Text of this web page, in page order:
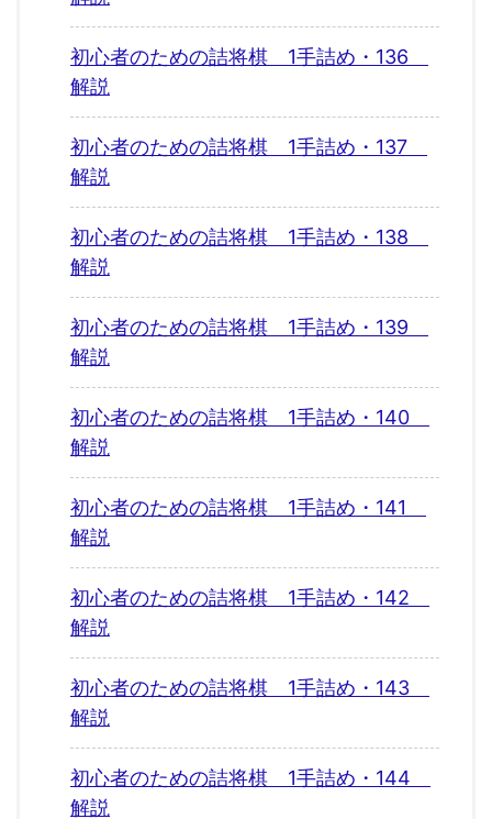
初心者のための詰将棋 1手詰め・136
解説
初心者のための詰将棋 1手詰め・137
解説
初心者のための詰将棋 1手詰め・138
解説
初心者のための詰将棋 1手詰め・139
解説
初心者のための詰将棋 1手詰め・140
解説
初心者のための詰将棋 1手詰め・141
解説
初心者のための詰将棋 1手詰め・142
解説
初心者のための詰将棋 1手詰め・143
解説
初心者のための詰将棋 1手詰め・144
解説